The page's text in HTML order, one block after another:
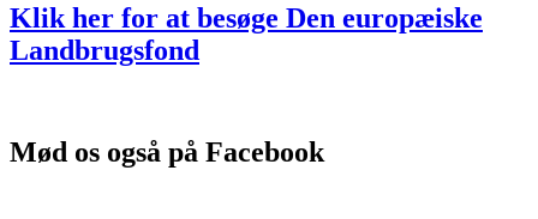
Klik her for at besøge Den europæiske
Landbrugsfond
Mød os også på Facebook